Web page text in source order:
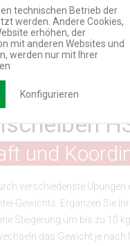
und
verschiedenste
Gewichts. Ergänzen Sie
Steigerung um bis zu 10
das Gewicht je
technischen Betrieb der
werden. Andere Cookies,
erhöhen, der
mit anderen Websites und
werden nur mit Ihrer
Konfigurieren